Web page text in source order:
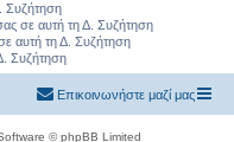
Συζήτηση
σε αυτή τη Δ. Συζήτηση
αυτή τη Δ. Συζήτηση
Συζήτηση
Επικοινωνήστε μαζί μας
© phpBB Limited